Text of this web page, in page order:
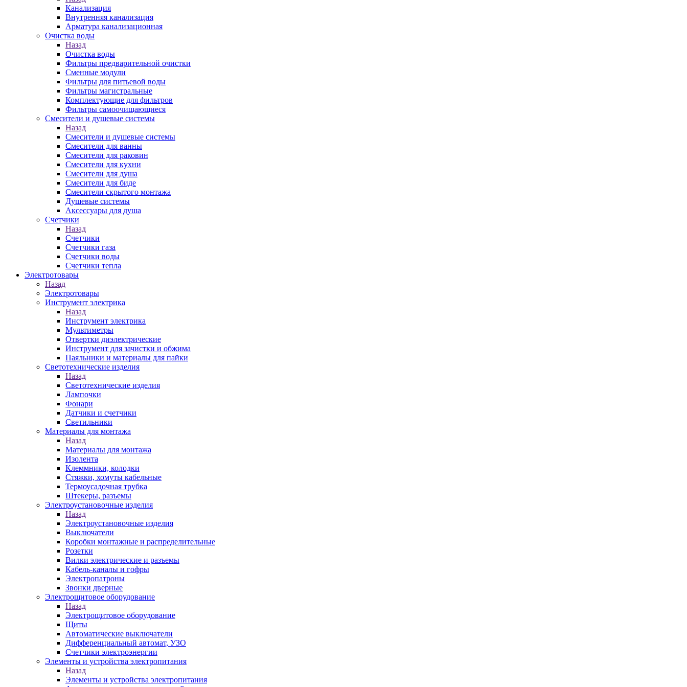
Канализация
Внутренняя канализация
Арматура канализационная
Очистка воды
Назад
Очистка воды
Фильтры предварительной очистки
Сменные модули
Фильтры для питьевой воды
Фильтры магистральные
Комплектующие для фильтров
Фильтры самоочищающиеся
Смесители и душевые системы
Назад
Смесители и душевые системы
Смесители для ванны
Смесители для раковин
Смесители для кухни
Смесители для душа
Смесители для биде
Смесители скрытого монтажа
Душевые системы
Аксессуары для душа
Счетчики
Назад
Счетчики
Счетчики газа
Счетчики воды
Счетчики тепла
Электротовары
Назад
Электротовары
Инструмент электрика
Назад
Инструмент электрика
Мультиметры
Отвертки диэлектрические
Инструмент для зачистки и обжима
Паяльники и материалы для пайки
Светотехнические изделия
Назад
Светотехнические изделия
Лампочки
Фонари
Датчики и счетчики
Светильники
Материалы для монтажа
Назад
Материалы для монтажа
Изолента
Клеммники, колодки
Стяжки, хомуты кабельные
Термоусадочная трубка
Штекеры, разъемы
Электроустановочные изделия
Назад
Электроустановочные изделия
Выключатели
Коробки монтажные и распределительные
Розетки
Вилки электрические и разъемы
Кабель-каналы и гофры
Электропатроны
Звонки дверные
Электрощитовое оборудование
Назад
Электрощитовое оборудование
Щиты
Автоматические выключатели
Дифференциальный автомат, УЗО
Счетчики электроэнергии
Элементы и устройства электропитания
Назад
Элементы и устройства электропитания